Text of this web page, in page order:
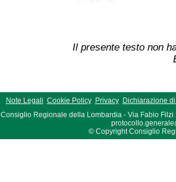
Il presente testo non
Note Legali Cookie Policy Privacy
Dichiarazione
Consiglio Regionale della Lombardia - Via Fabio Filzi
© Copyright Consiglio